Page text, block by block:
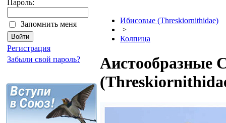
Пароль:
Запомнить меня
Регистрация
Забыли свой пароль?
Ибисовые (Threskiornithidae)
>
Колпица
Аистообразные